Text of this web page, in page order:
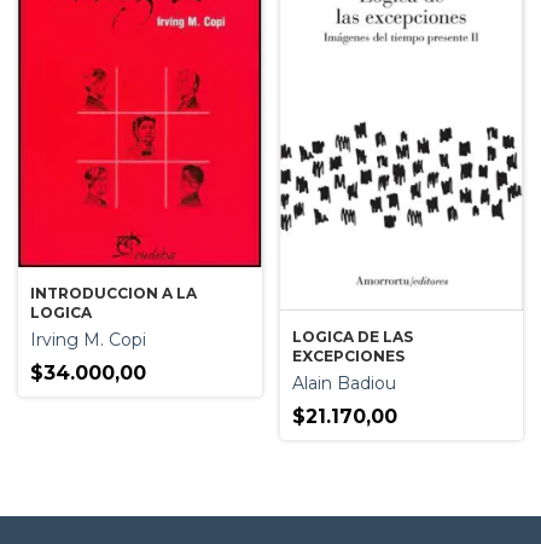
INTRODUCCION A LA
LOGICA
Irving M. Copi
$34.000,00
LOGICA DE LAS
EXCEPCIONES
Alain Badiou
$21.170,00